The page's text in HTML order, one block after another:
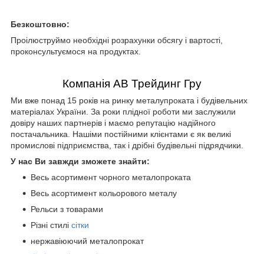
Безкоштовно:
Проілюструймо необхідні розрахунки обсягу і вартості,
проконсультуємося на продуктах.
Компанія АВ Трейдинг Гру
Ми вже понад 15 років на ринку металупроката і будівельних
матеріалах України. За роки плідної роботи ми заслужили
довіру наших партнерів і маємо репутацію надійного
постачальника. Нашіми постійними клієнтами є як великі
промислові підприємства, так і дрібні будівельні підрядчики.
У нас Ви завжди зможете знайти:
Весь асортимент чорного металопроката
Весь асортимент кольорового металу
Рельси з товарами
Різні стилі сітки
нержавіюючий металопрокат